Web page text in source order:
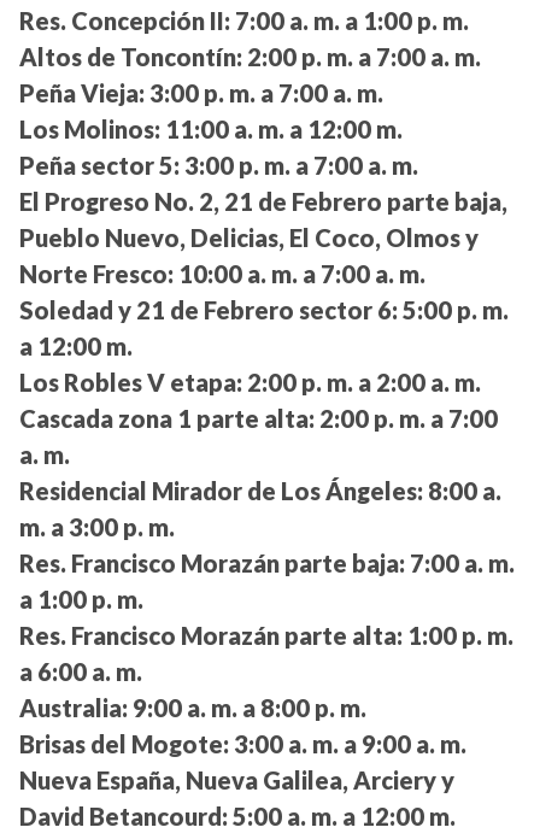
Res. Concepción II: 7:00 a. m. a 1:00 p. m.
Altos de Toncontín: 2:00 p. m. a 7:00 a. m.
Peña Vieja: 3:00 p. m. a 7:00 a. m.
Los Molinos: 11:00 a. m. a 12:00 m.
Peña sector 5: 3:00 p. m. a 7:00 a. m.
El Progreso No. 2, 21 de Febrero parte baja,
Pueblo Nuevo, Delicias, El Coco, Olmos y
Norte Fresco: 10:00 a. m. a 7:00 a. m.
Soledad y 21 de Febrero sector 6: 5:00 p. m.
a 12:00 m.
Los Robles V etapa: 2:00 p. m. a 2:00 a. m.
Cascada zona 1 parte alta: 2:00 p. m. a 7:00
a. m.
Residencial Mirador de Los Ángeles: 8:00 a.
m. a 3:00 p. m.
Res. Francisco Morazán parte baja: 7:00 a. m.
a 1:00 p. m.
Res. Francisco Morazán parte alta: 1:00 p. m.
a 6:00 a. m.
Australia: 9:00 a. m. a 8:00 p. m.
Brisas del Mogote: 3:00 a. m. a 9:00 a. m.
Nueva España, Nueva Galilea, Arciery y
David Betancourd: 5:00 a. m. a 12:00 m.